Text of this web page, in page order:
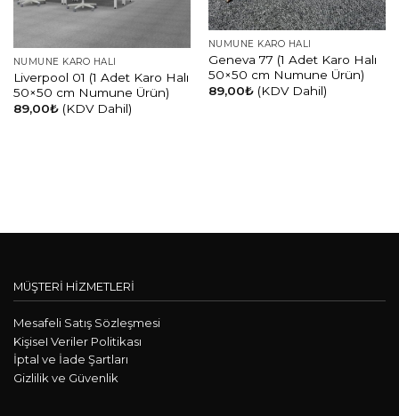
NUMUNE KARO HALI
Liverpool 01 (1 Adet Karo Halı
50×50 cm Numune Ürün)
89,00₺ (KDV Dahil)
NUMUNE KARO HALI
Geneva 77 (1 Adet Karo Halı
50×50 cm Numune Ürün)
89,00₺ (KDV Dahil)
MÜŞTERİ HİZMETLERİ
Mesafeli Satış Sözleşmesi
KişiseI Veriler Politikası
İptal ve İade Şartları
Gizlilik ve Güvenlik